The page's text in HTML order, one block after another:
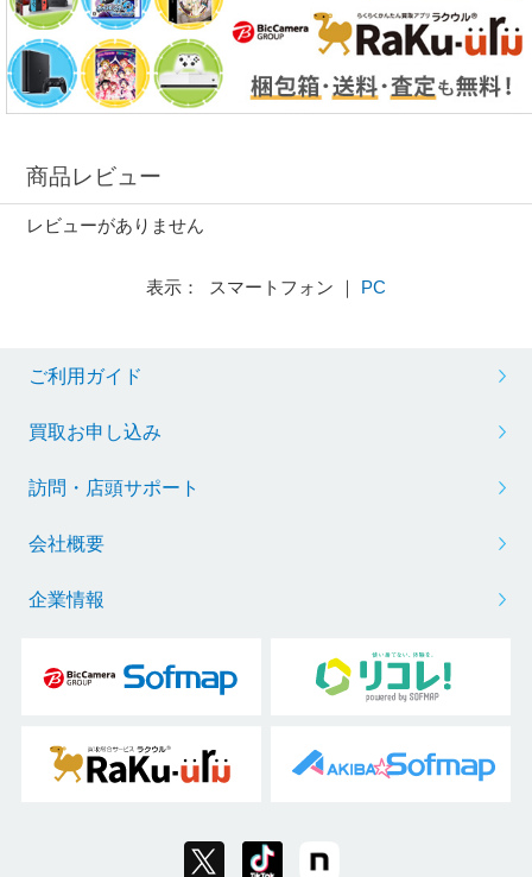
商品レビュー
レビューがありません
表示： スマートフォン ｜ PC
ご利用ガイド
買取お申し込み
訪問・店頭サポート
会社概要
企業情報